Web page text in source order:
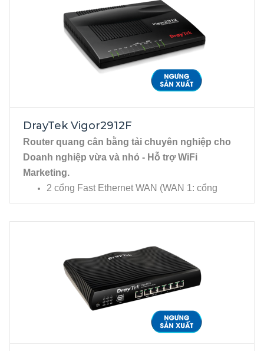
Doanh Nghiệp / Hotel / phòng Game - Hỗ trợ Wi-
Fi Marketing
4 cổng Gigabit Ethenet WAN, RJ-45.
1 cổng Gigabit Ethenet LAN RJ-45, 1 cổng
DMZ RJ-45 , 2 cổng USB cho phép kết nối
USB 3G/4G (cổng 1), Printer...
DrayTek Vigor2912F
Router quang cân bằng tải chuyên nghiệp cho
Doanh nghiệp vừa và nhỏ - Hỗ trợ WiFi
2 cổng Fast Ethernet WAN (WAN 1: cổng